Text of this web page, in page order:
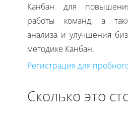
Канбан для
работы команд, а
анализа и улучшения
методике Канбан.
Регистрация для
Сколько это